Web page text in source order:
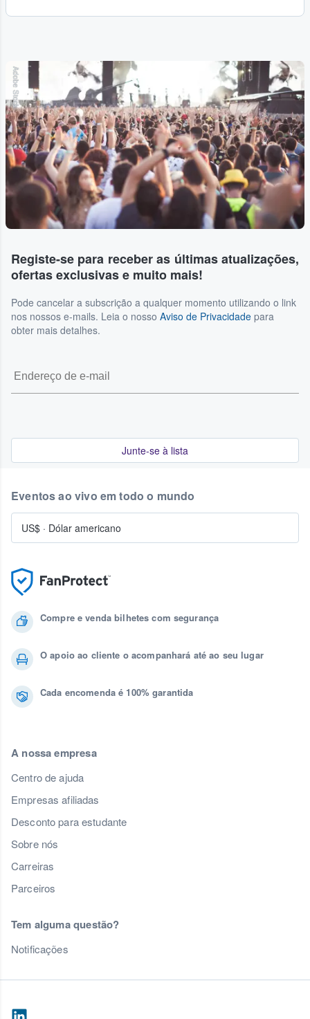
Adobe Stock
Registe-se para receber as últimas atualizações,
ofertas exclusivas e muito mais!
Pode cancelar a subscrição a qualquer momento utilizando o link
nos nossos e-mails. Leia o nosso Aviso de Privacidade para
obter mais detalhes.
Junte-se à lista
Compre e venda bilhetes com segurança
O apoio ao cliente o acompanhará até ao seu lugar
Cada encomenda é 100% garantida
A nossa empresa
Centro de ajuda
Empresas afiliadas
Desconto para estudante
Sobre nós
Carreiras
Parceiros
Tem alguma questão?
Notificações
Eventos ao vivo em todo o mundo
US$ · Dólar americano